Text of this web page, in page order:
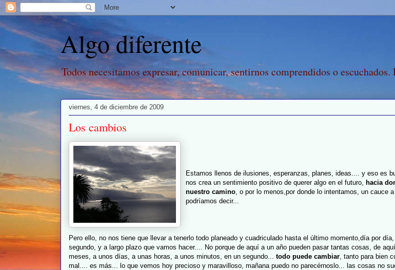
Algo diferente
Todos necesitamos expresar, comunicar, sentirnos comprendidos o
viernes, 4 de diciembre de 2009
Los cambios
Estamos llenos de ilusiones, esperanzas, planes, ideas.... y eso es
nos crea un sentimiento positivo de querer algo en el futuro, hacia
nuestro camino, o por lo menos,por donde lo intentamos, un cauce
podríamos decir...
Pero ello, no nos tiene que llevar a tenerlo todo planeado y cuadriculado hasta el último momento,día por
segundo, y a largo plazo que vamos hacer.... No porque de aquí a un año pueden pasar tantas cosas, de
meses, a unos días, a unas horas, a unos minutos, en un segundo... todo puede cambiar, tanto para bien
mal.... es más... lo que vemos hoy precioso y maravilloso, mañana puedo no parecérnoslo... las cosas no